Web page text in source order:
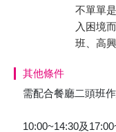
不單單
入困境
班、高興
其他條件
需配合餐廳二頭班
10:00~14:30及